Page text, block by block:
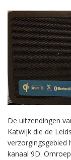
De uitzendingen
Katwijk die de
verzorgingsgebied
kanaal 9D.